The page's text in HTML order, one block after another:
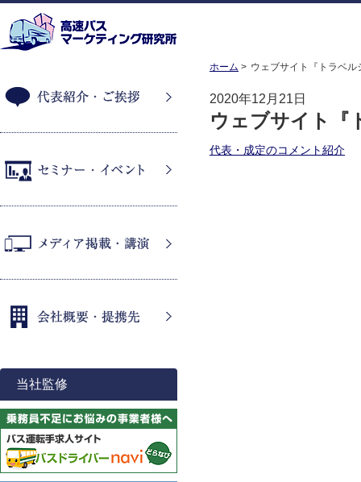
ホーム ウェブサイト『トラベ
2020年12月21日
ウェブサイト『
代表・成定のコメント紹介
当社監修